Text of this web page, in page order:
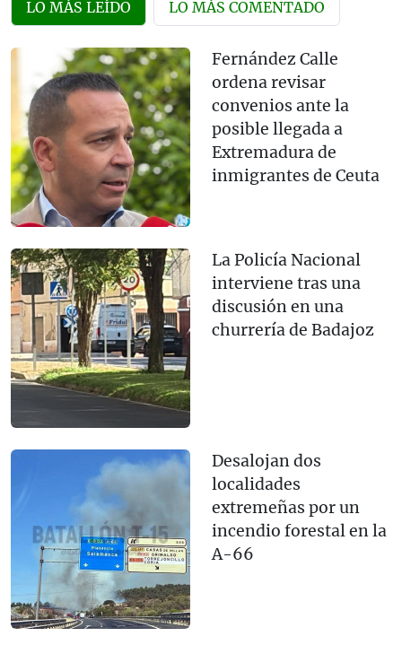
LO MÁS LEÍDO LO MÁS COMENTADO
Fernández Calle
ordena revisar
convenios ante la
posible llegada a
Extremadura de
inmigrantes de Ceuta
La Policía Nacional
interviene tras una
discusión en una
churrería de Badajoz
Desalojan dos
localidades
extremeñas por un
incendio forestal en la
A-66